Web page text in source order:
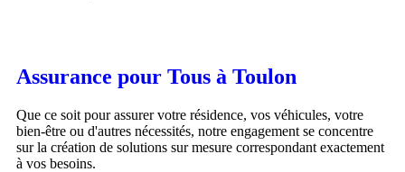
Assurance pour Tous à Toulon
Que ce soit pour assurer votre résidence, vos véhicules, votre
bien-être ou d'autres nécessités, notre engagement se concentre
sur la création de solutions sur mesure correspondant exactement
à vos besoins.